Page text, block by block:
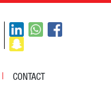
| CONTACT